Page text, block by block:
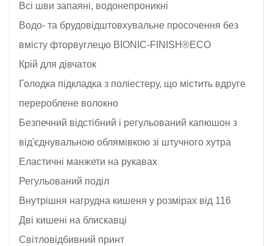
Всі шви запаяні, водонепроникні
Водо- та брудовідштовхувальне просочення без
вмісту фторвуглецю BIONIC-FINISH®ECO
Крій для дівчаток
Голодка підкладка з поліестеру, що містить вдруге
перероблене волокно
Безпечний відстібний і регульований капюшон з
від'єднувальною облямівкою зі штучного хутра
Еластичні манжети на рукавах
Регульований поділ
Внутрішня нагрудна кишеня у розмірах від 116
Дві кишені на блискавці
Світловідбивний принт